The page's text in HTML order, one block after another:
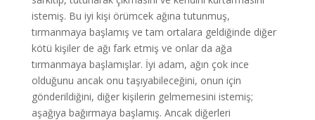
istemiş. Bu iyi kişi örümcek ağına tutunmuş,
tırmanmaya başlamış ve tam ortalara geldiğinde diğer
kötü kişiler de ağı fark etmiş ve onlar da ağa
tırmanmaya başlamışlar. İyi adam, ağın çok ince
olduğunu ancak onu taşıyabileceğini, onun için
gönderildiğini, diğer kişilerin gelmemesini istemiş;
aşağıya bağırmaya başlamış. Ancak diğerleri